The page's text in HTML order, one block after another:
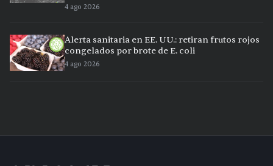
4 ago 2026
Alerta sanitaria en EE. UU.: retiran frutos rojos
congelados por brote de E. coli
4 ago 2026